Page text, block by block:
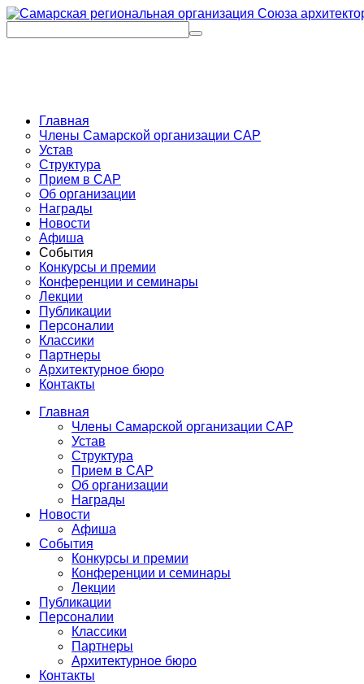
Главная
Члены Самарской организации САР
Устав
Структура
Прием в САР
Об организации
Награды
Новости
Афиша
События
Конкурсы и премии
Конференции и семинары
Лекции
Публикации
Персоналии
Классики
Партнеры
Архитектурное бюро
Контакты
Главная
Члены Самарской организации САР
Устав
Структура
Прием в САР
Об организации
Награды
Новости
Афиша
События
Конкурсы и премии
Конференции и семинары
Лекции
Публикации
Персоналии
Классики
Партнеры
Архитектурное бюро
Контакты